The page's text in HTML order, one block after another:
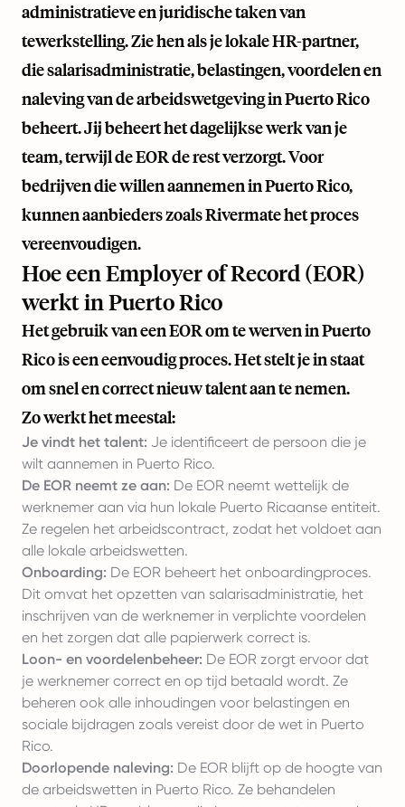
administratieve en juridische taken van
tewerkstelling. Zie hen als je lokale HR-partner,
die salarisadministratie, belastingen, voordelen en
naleving van de arbeidswetgeving in Puerto Rico
beheert. Jij beheert het dagelijkse werk van je
team, terwijl de EOR de rest verzorgt. Voor
bedrijven die willen aannemen in Puerto Rico,
kunnen aanbieders zoalsRivermatehet proces
vereenvoudigen.
Hoe een Employer of Record (EOR)
werkt in Puerto Rico
Het gebruik van een EOR om te werven in Puerto
Rico is een eenvoudig proces. Het stelt je in staat
om snel en correct nieuw talent aan te nemen.
Zo werkt het meestal:
Je vindt het talent: Je identificeert de persoon die je
wilt aannemen in Puerto Rico.
De EOR neemt ze aan: De EOR neemt wettelijk de
werknemer aan via hun lokale Puerto Ricaanse entiteit.
Ze regelen het arbeidscontract, zodat het voldoet aan
alle lokale arbeidswetten.
Onboarding: De EOR beheert het onboardingproces.
Dit omvat het opzetten van salarisadministratie, het
inschrijven van de werknemer in verplichte voordelen
en het zorgen dat alle papierwerk correct is.
Loon- en voordelenbeheer: De EOR zorgt ervoor dat
je werknemer correct en op tijd betaald wordt. Ze
beheren ook alle inhoudingen voor belastingen en
sociale bijdragen zoals vereist door de wet in Puerto
Rico.
Doorlopende naleving: De EOR blijft op de hoogte van
de arbeidswetten in Puerto Rico. Ze behandelen